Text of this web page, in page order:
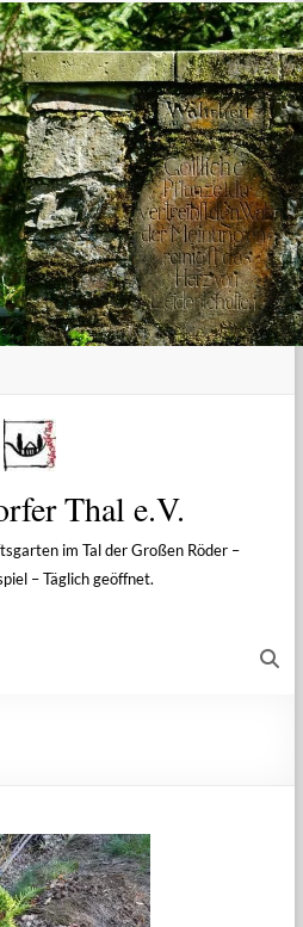
Thal e.V.
im Tal der Großen Röder –
– Täglich geöffnet.